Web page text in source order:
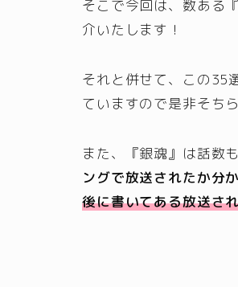
そこで今回は、 数ある
介いたします！
それと併せて、この35
ていますので是非そち
また、『銀魂』は話数
ングで放送されたか分
後に書いてある放送さ